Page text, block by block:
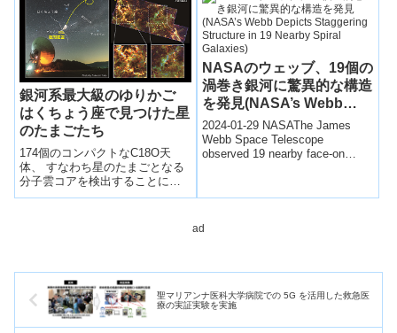
銀河系最大級のゆりかご
はくちょう座で見つけた星
のたまごたち
174個のコンパクトなC18O天
体、 すなわち星のたまごとなる
分子雲コアを検出することに成
功した。
NASAのウェッブ、19個の
渦巻き銀河に驚異的な構造
を発見(NASA’s Webb
Depicts Staggering
Structure in 19 Nearby
Spiral Galaxies)
2024-01-29 NASAThe James
Webb Space Telescope
observed 19 nearby face-on
ad
聖マリアンナ医科大学病院での 5G を活用した救急医
療の実証実験を実施